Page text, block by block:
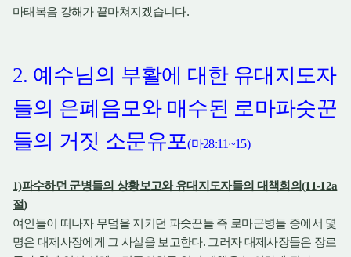
마태복음 강해가 끝마쳐지겠습니다.
2. 예수님의 부활에 대한 유대지도자
들의 은폐음모와 매수된 로마파숫꾼
들의 거짓 소문유포(마28:11~15)
1)파수하던 군병들의 상황보고와 유대지도자들의 대책회의(11-12a
절)
여인들이 떠나자 무덤을 지키던 파숫꾼들 즉 로마군병들 중에서 몇
명은 대제사장에게 그 사실을 보고한다. 그러자 대제사장들은 장로